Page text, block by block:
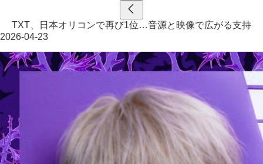
TXT、日本オリコンで再び1位…音源と映像で広がる支持
2026-04-23